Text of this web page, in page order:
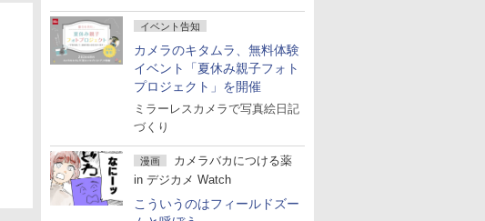
イベント告知
カメラのキタムラ、無料体験
イベント「夏休み親子フォト
プロジェクト」を開催
ミラーレスカメラで写真絵日記
づくり
漫画
カメラバカにつける薬
in デジカメ Watch
こういうのはフィールドズー